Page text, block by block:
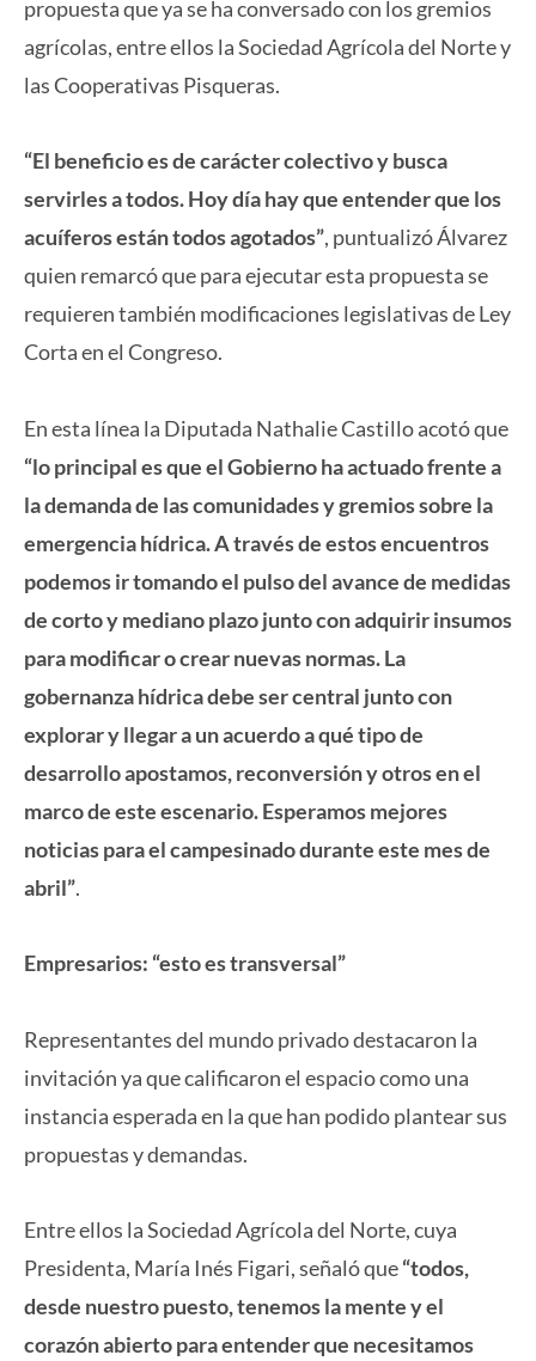
propuesta que ya se ha conversado con los gremios
agrícolas, entre ellos la Sociedad Agrícola del Norte y
las Cooperativas Pisqueras.
“El beneficio es de carácter colectivo y busca
servirles a todos. Hoy día hay que entender que los
acuíferos están todos agotados”, puntualizó Álvarez
quien remarcó que para ejecutar esta propuesta se
requieren también modificaciones legislativas de Ley
Corta en el Congreso.
En esta línea la Diputada Nathalie Castillo acotó que
“lo principal es que el Gobierno ha actuado frente a
la demanda de las comunidades y gremios sobre la
emergencia hídrica. A través de estos encuentros
podemos ir tomando el pulso del avance de medidas
de corto y mediano plazo junto con adquirir insumos
para modificar o crear nuevas normas. La
gobernanza hídrica debe ser central junto con
explorar y llegar a un acuerdo a qué tipo de
desarrollo apostamos, reconversión y otros en el
marco de este escenario. Esperamos mejores
noticias para el campesinado durante este mes de
abril”.
Empresarios: “esto es transversal”
Representantes del mundo privado destacaron la
invitación ya que calificaron el espacio como una
instancia esperada en la que han podido plantear sus
propuestas y demandas.
Entre ellos la Sociedad Agrícola del Norte, cuya
Presidenta, María Inés Figari, señaló que“todos,
desde nuestro puesto, tenemos la mente y el
corazón abierto para entender que necesitamos